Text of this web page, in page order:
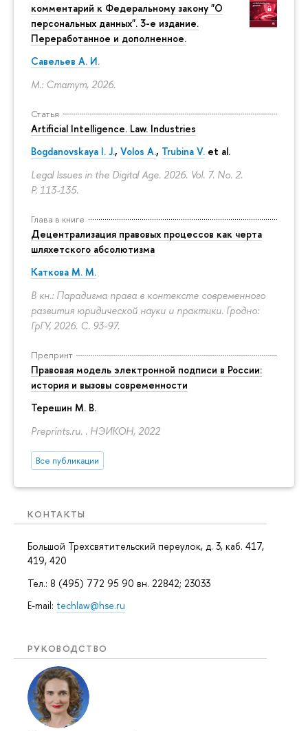
комментарий к Федеральному закону "О
персональных данных". 3-е издание.
Переработанное и дополненное.
Савельев А. И.
М.: Статут, 2026.
Статья
Artificial Intelligence. Law. Industries
Bogdanovskaya I. J., Volos A., Trubina V. et al.
Legal Issues in the Digital Age. 2026. Vol. 7. No. 2.
P. 113-135.
Глава в книге
Децентрализация правовых процессов как черта
шляхетского абсолютизма
Каткова М. М.
В кн.: Парадигма права в контексте современного
развития юридической науки и практики. Гродно:
ГрГУ, 2026. С. 93-97.
Препринт
Правовая модель электронной подписи в России:
история и вызовы современности
Терешин М. В.
Preprints.ru. . НЭИКОН, 2022
Все публикации
КОНТАКТЫ
Большой Трехсвятительский переулок, д. 3, каб. 417,
419, 420
Тел.: 8 (495) 772 95 90 вн. 22842; 23033
E-mail: techlaw@hse.ru
РУКОВОДСТВО